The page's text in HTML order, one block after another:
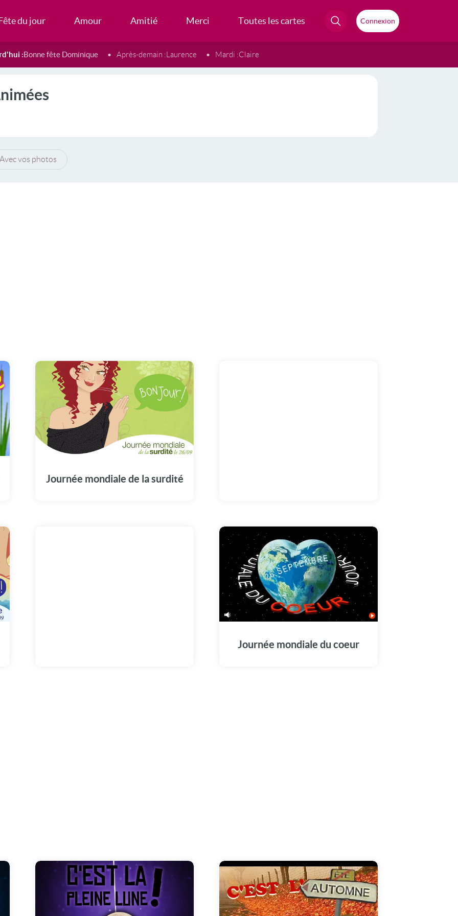
du jour Amour Amitié Merci Toutes les cartes Connexion
:Bonne fête Dominique Après-demain :Laurence Mardi :Claire
Avec vos photos
Journée mondiale de la surdité
Journée mondiale du coeur